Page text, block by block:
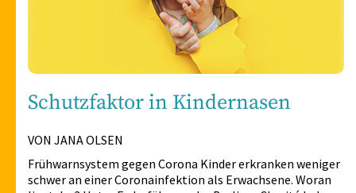
Schutzfaktor in Kindernasen
VON JANA OLSEN
Frühwarnsystem gegen Corona Kinder erkranken weniger
schwer an einer Coronainfektion als Erwachsene. Woran